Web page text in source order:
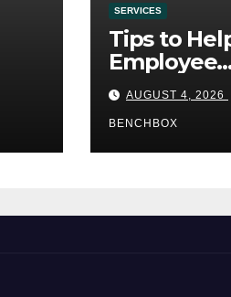
SERVICES
Tips to
Employee
Credential
AUGUST 4, 2026
BENCHBOX